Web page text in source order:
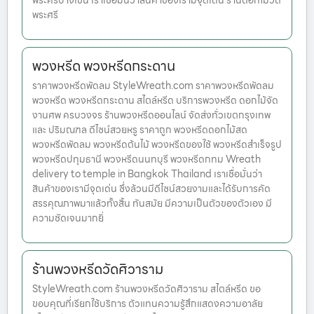
พระศรี
พวงหรีด พวงหรีดกระดาน
ราคาพวงหรีดพัดลม StyleWreath.com ราคาพวงหรีดพัดลม
พวงหรีด พวงหรีดกระดาน สไตล์หรีด บริการพวงหรีด ดอกไม้จัด
งานศพ ครบวงจร ร้านพวงหรีดออนไลน์ จัดส่งทั่วเขตกรุงเทพ
และ ปริมณฑล ดีไซน์สวยหรู ราคาถูก พวงหรีดดอกไม้สด
พวงหรีดพัดลม พวงหรีดต้นไม้ พวงหรีดของใช้ พวงหรีดสำเร็จรูป
พวงหรีดปทุมธานี พวงหรีดนนทบุรี พวงหรีดกทม Wreath
delivery to temple in Bangkok Thailand เราเชื่อมั่นว่า
สินค้าของเรามีจุดเด่น ซึ่งล้วนมีดีไซน์สวยงามและได้รับการคัด
สรรคุณภาพมาแล้วทั้งสิ้น ทันสมัย มีความเป็นตัวของตัวเอง มี
ความชัดเจนมากยิ่
ร้านพวงหรีดวัดศิวาราม
StyleWreath.com ร้านพวงหรีดวัดศิวาราม สไตล์หรีด ขอ
ขอบคุณที่เรียกใช้บริการ ตัวแทนความรู้สึกแสดงความอาลัย